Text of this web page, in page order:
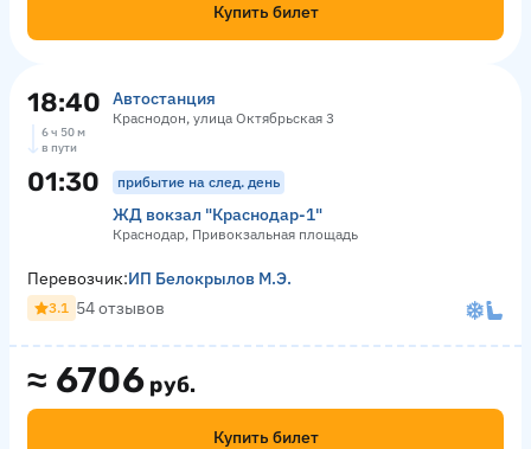
Купить билет
18:40 Автостанция
Краснодон, улица Октябрьская 3
6 ч 50 м
в пути
01:30 прибытие на след. день
ЖД вокзал "Краснодар-1"
Краснодар, Привокзальная площадь
≈ 6706 руб.
Купить билет
Перевозчик:ИП Белокрылов М.Э.
3.1 54 отзывов